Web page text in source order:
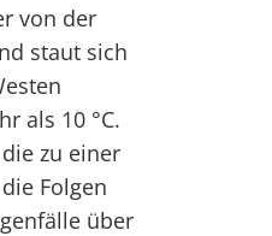
von der
staut sich
als 10 °C.
zu einer
Folgen
über